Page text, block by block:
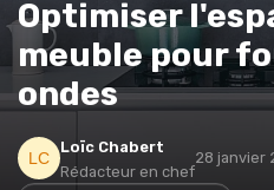
Optimiser
meuble pour
ondes
Loïc Chabert
Rédacteur en chef
28 janvier